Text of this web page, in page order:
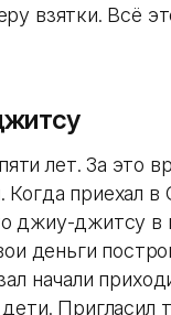
взятки. Всё
лет. За это
Когда приехал
джиу-джитсу в
деньги
начали
Пригласил